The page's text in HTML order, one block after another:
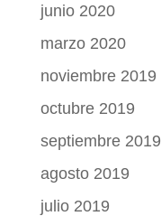
junio 2020
marzo 2020
noviembre 2019
octubre 2019
septiembre 2019
agosto 2019
julio 2019